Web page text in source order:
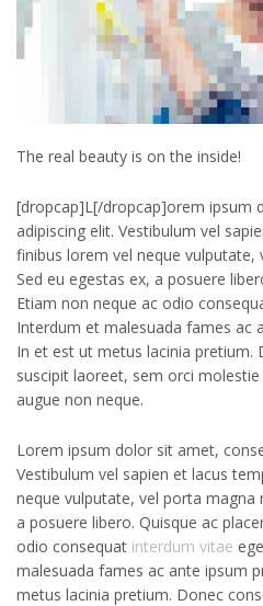
The real beauty is on the inside!
[dropcap]L[/dropcap]orem ipsum
adipiscing elit. Vestibulum vel
finibus lorem vel neque
Sed eu egestas ex, a posuere
Etiam non neque ac odio
Interdum et malesuada fames ac
In et est ut metus lacinia pretium.
suscipit laoreet, sem orci
augue non neque.
Lorem ipsum dolor sit amet,
Vestibulum vel sapien et lacus
neque vulputate, vel porta magna
a posuere libero. Quisque ac
odio consequat interdum vitae
malesuada fames ac ante ipsum
metus lacinia pretium. Donec